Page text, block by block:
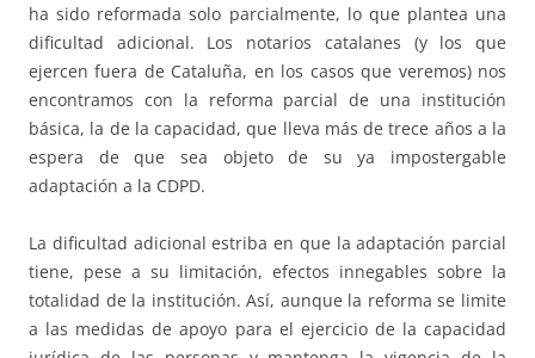
ha sido reformada solo parcialmente, lo que plantea una
dificultad adicional. Los notarios catalanes (y los que
ejercen fuera de Cataluña, en los casos que veremos) nos
encontramos con la reforma parcial de una institución
básica, la de la capacidad, que lleva más de trece años a la
espera de que sea objeto de su ya impostergable
adaptación a la CDPD.
La dificultad adicional estriba en que la adaptación parcial
tiene, pese a su limitación, efectos innegables sobre la
totalidad de la institución. Así, aunque la reforma se limite
a las medidas de apoyo para el ejercicio de la capacidad